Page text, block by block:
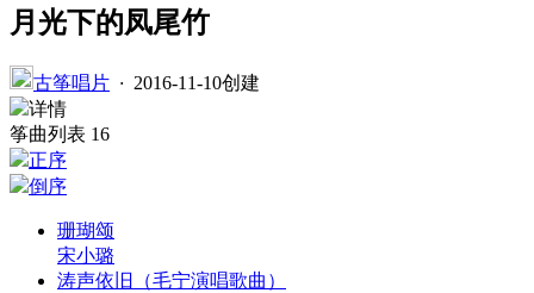
月光下的凤尾竹
古筝唱片 · 2016-11-10创建
详情
筝曲列表 16
正序
倒序
珊瑚颂
宋小璐
涛声依旧（毛宁演唱歌曲）